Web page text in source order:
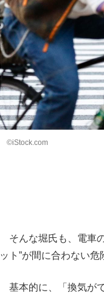
©iStock.com
そんな堀氏も、電車
ット”が間に合わない危
基本的に、「換気が